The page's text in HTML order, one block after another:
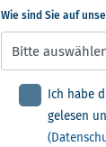
Wie sind Sie auf
Ich habe
gelesen